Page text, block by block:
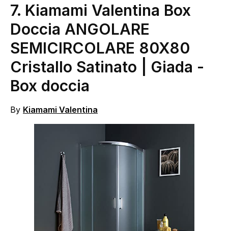
7. Kiamami Valentina Box
Doccia ANGOLARE
SEMICIRCOLARE 80X80
Cristallo Satinato | Giada -
Box doccia
By Kiamami Valentina